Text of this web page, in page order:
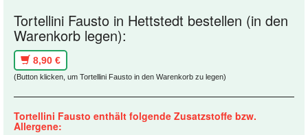
Tortellini Fausto in Hettstedt bestellen (in den
Warenkorb legen):
8,90 €
(Button klicken, um Tortellini Fausto in den Warenkorb zu legen)
Tortellini Fausto enthält folgende Zusatzstoffe bzw.
Allergene: